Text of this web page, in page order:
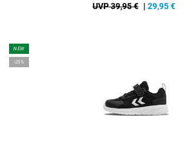
UVP 39,95 € | 29,95€
NEW
-25%